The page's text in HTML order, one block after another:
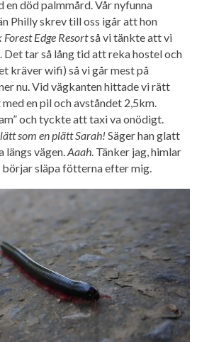
en död palmmård.Vår nyfunna
Philly skrev till oss igår att hon
Forest Edge Resortså vi tänkte att vi
Det tar så lång tid att reka hostel och
kräver wifi) så vi går mest på
nu. Vid vägkanten hittade vi rätt
en pil och avståndet 2,5km.
och tyckte att taxi va onödigt.
som en plätt Sarah! Säger han glatt
längs vägen.Aaah. Tänker jag, himlar
börjar släpa fötterna efter mig.